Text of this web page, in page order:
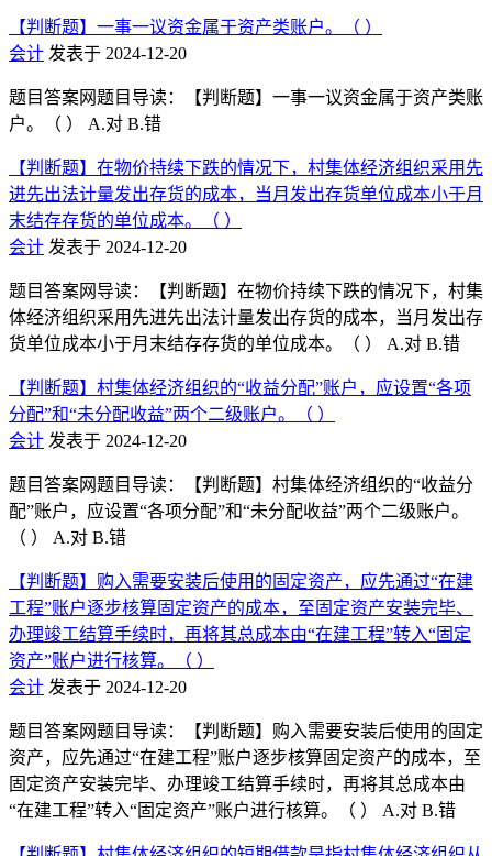
【判断题】一事一议资金属于资产类账户。（ ）
会计 发表于 2024-12-20
题目答案网题目导读：【判断题】一事一议资金属于资产类账
户。（ ） A.对 B.错
【判断题】在物价持续下跌的情况下，村集体经济组织采用先
进先出法计量发出存货的成本，当月发出存货单位成本小于月
末结存存货的单位成本。（ ）
会计 发表于 2024-12-20
题目答案网导读：【判断题】在物价持续下跌的情况下，村集
体经济组织采用先进先出法计量发出存货的成本，当月发出存
货单位成本小于月末结存存货的单位成本。（ ） A.对 B.错
【判断题】村集体经济组织的“收益分配”账户，应设置“各项
分配”和“未分配收益”两个二级账户。（ ）
会计 发表于 2024-12-20
题目答案网题目导读：【判断题】村集体经济组织的“收益分
配”账户，应设置“各项分配”和“未分配收益”两个二级账户。
（ ） A.对 B.错
【判断题】购入需要安装后使用的固定资产，应先通过“在建
工程”账户逐步核算固定资产的成本，至固定资产安装完毕、
办理竣工结算手续时，再将其总成本由“在建工程”转入“固定
资产”账户进行核算。（ ）
会计 发表于 2024-12-20
题目答案网题目导读：【判断题】购入需要安装后使用的固定
资产，应先通过“在建工程”账户逐步核算固定资产的成本，至
固定资产安装完毕、办理竣工结算手续时，再将其总成本由
“在建工程”转入“固定资产”账户进行核算。（ ） A.对 B.错